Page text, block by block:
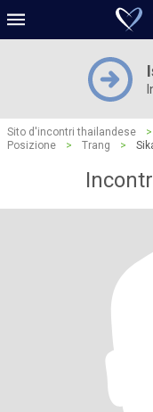
Sito d'incontri thailandese >
Posizione
> Trang >